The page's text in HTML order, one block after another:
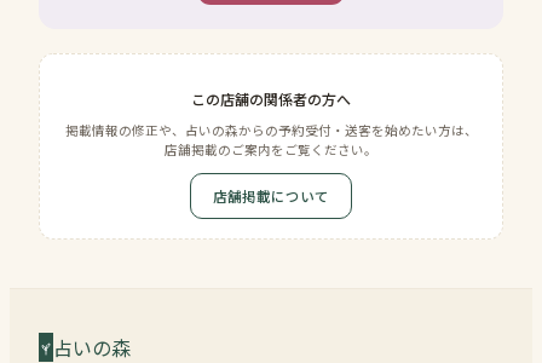
この店舗の関係者の方へ
掲載情報の修正や、占いの森からの予約受付・送客を始めたい方は、
店舗掲載のご案内をご覧ください。
店舗掲載について
占いの森